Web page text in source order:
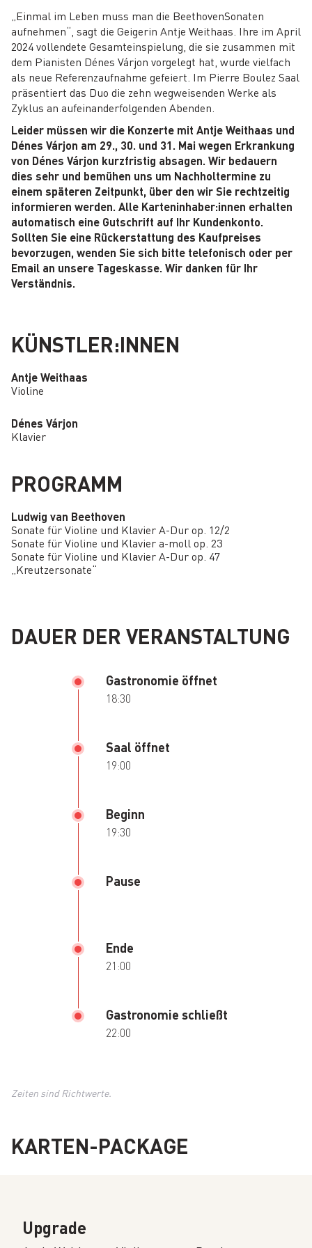
„Einmal im Leben muss man die Beethoven­Sonaten
aufnehmen“, sagt die Geigerin Antje Weithaas. Ihre im April
2024 vollendete Gesamteinspielung, die sie zusammen mit
dem Pianisten Dénes Várjon vorgelegt hat, wurde vielfach
als neue Referenzaufnahme gefeiert. Im Pierre Boulez Saal
präsentiert das Duo die zehn wegweisenden Werke als
Zyklus an aufeinanderfolgenden Abenden.
Leider müssen wir die Konzerte mit Antje Weithaas und
Dénes Várjon am 29., 30. und 31. Mai wegen Erkrankung
von Dénes Várjon kurzfristig absagen. Wir bedauern
dies sehr und bemühen uns um Nachholtermine zu
einem späteren Zeitpunkt, über den wir Sie rechtzeitig
informieren werden. Alle Karteninhaber:innen erhalten
automatisch eine Gutschrift auf Ihr Kundenkonto.
Sollten Sie eine Rückerstattung des Kaufpreises
bevorzugen, wenden Sie sich bitte telefonisch oder per
Email an unsere Tageskasse. Wir danken für Ihr
Verständnis.
KÜNSTLER:INNEN
Antje Weithaas
Violine
Dénes Várjon
Klavier
PROGRAMM
Ludwig van Beethoven
Sonate für Violine und Klavier A-Dur op. 12/2
Sonate für Violine und Klavier a-moll op. 23
Sonate für Violine und Klavier A-Dur op. 47
„Kreutzersonate“
DAUER DER VERANSTALTUNG
Gastronomie öffnet
18:30
Saal öffnet
19:00
Beginn
19:30
Pause
Ende
21:00
Gastronomie schließt
22:00
Zeiten sind Richtwerte.
KARTEN-PACKAGE
Upgrade